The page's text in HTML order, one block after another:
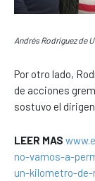
Andrés Rodríguez de
Por otro lado,
de acciones
sostuvo el
LEER MAS
no-vamos-a-
un-kilometro-de-